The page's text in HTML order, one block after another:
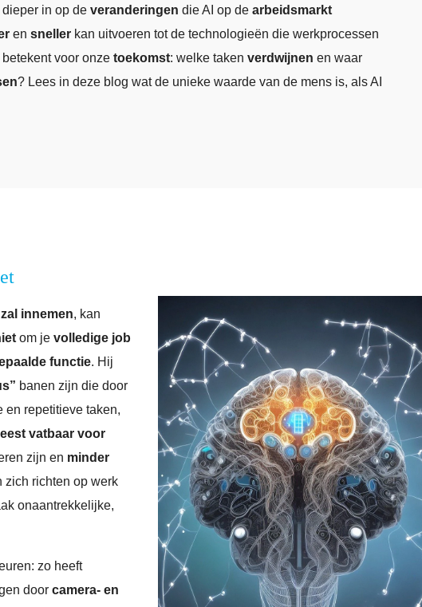
in op de veranderingen die AI op de arbeidsmarkt
en sneller kan uitvoeren tot de technologieën die werkprocessen
voor onze toekomst: welke taken verdwijnen en waar
? Lees in deze blog wat de unieke waarde van de mens is, als AI
innemen, kan
om je volledige job
functie. Hij
banen zijn die door
en repetitieve taken,
vatbaar voor
zijn en minder
zich richten op werk
onaantrekkelijke,
zo heeft
door camera- en